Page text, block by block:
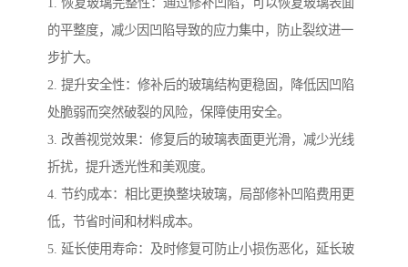
的平整度，减少因凹陷导致的应力集中，防止裂纹进一
步扩大。
2. 提升安全性：修补后的玻璃结构更稳固，降低因凹陷
处脆弱而突然破裂的风险，保障使用安全。
3. 改善视觉效果：修复后的玻璃表面更光滑，减少光线
折扰，提升透光性和美观度。
4. 节约成本：相比更换整块玻璃，局部修补凹陷费用更
低，节省时间和材料成本。
5. 延长使用寿命：及时修复可防止小损伤恶化，延长玻